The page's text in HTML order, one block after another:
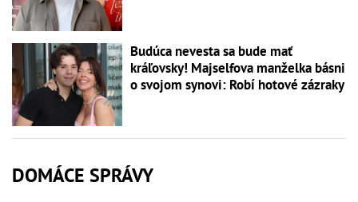
Budúca nevesta sa bude mať
kráľovsky! Majselfova manželka básni
o svojom synovi: Robí hotové zázraky
DOMÁCE SPRÁVY